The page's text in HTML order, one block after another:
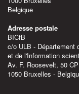
Belgique
Adresse postale
BICfB
c/o ULB - Département
et de l'Information
Av. F. Roosevelt, 50
1050 Bruxelles -